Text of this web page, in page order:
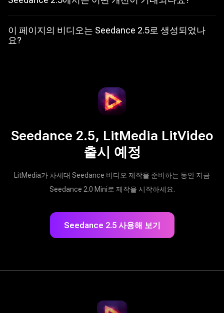
있습니다. 세밀한 영상, 완성된 동작, 카메라 움직임, 완성도 높은 창
작 장면을 위한 여유가 커질 것으로 기대됩니다. 최종 기능은 출시 시
변경될 수 있습니다.
이 페이지의 비디오는 Seedance 2.5로 생성되었나
요?
Seedance 2.5, LitMedia LitVideo
출시 예정
LitMedia가 차세대 Seedance 비디오 제작을 준비하는 동안 지금
Seedance 2.0 Mini로 제작을 시작하세요.
Seedance 2.5 사용해 보기